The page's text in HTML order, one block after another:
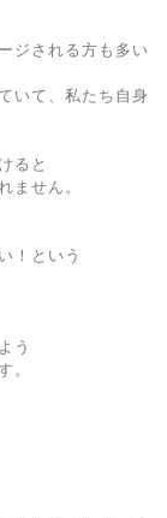
ジされる方も多い
いて、私たち自身
ると
ません。
！という
う
。